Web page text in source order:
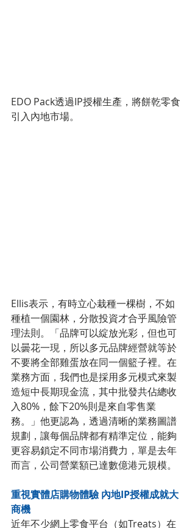
EDO Pack透過IP授權生產，將餅乾零食
引入內地市場。
Ellis表示，有時立心栽種一棵樹，不如
種植一個園林，分散投資才合乎風險管
理法則。「品牌可以綻放光彩，但也可
以曇花一現，所以多元品牌經營就等於
不要將全部雞蛋放在同一個籃子裡。在
業務方面，我們也是採用多元模式來製
造短中長期現金流，其中批發共佔總收
入80%，餘下20%則是來自零售業
務。」他更認為，透過清晰的業務圖譜
規劃，讓每個品牌都有精準定位，能夠
更容易鎖定不同市場消費力，單是去年
而言，公司營業額已達數億港元規模。
重視實體店購物體驗 內地IP授權成就大
商機
近年不少網上零食平台（如Treats）在